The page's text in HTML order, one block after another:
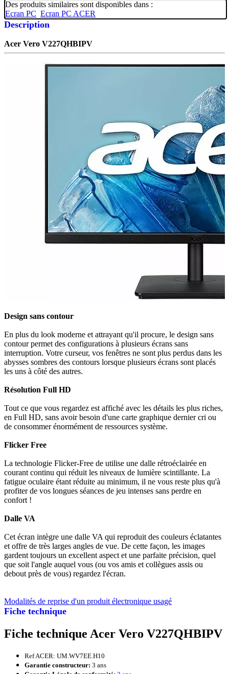
Des produits similaires sont disponibles dans :
Ecran PC Ecran PC ACER
Description
Fiche technique
Acer Vero V227QHBIPV
Design sans contour
En plus du look moderne et attrayant qu'il procure, le design sans
contour permet des configurations à plusieurs écrans sans
interruption. Votre curseur, vos fenêtres ne sont plus perdus dans les
abysses sombres des contours lorsque plusieurs écrans sont placés
les uns à côté des autres.
Résolution Full HD
Tout ce que vous regardez est affiché avec les détails les plus riches,
en Full HD, sans avoir besoin d'une carte graphique dernier cri ou
de consommer énormément de ressources système.
Flicker Free
La technologie Flicker-Free de utilise une dalle rétroéclairée en
courant continu qui réduit les niveaux de lumière scintillante. La
fatigue oculaire étant réduite au minimum, il ne vous reste plus qu'à
profiter de vos longues séances de jeu intenses sans perdre en
confort !
Dalle VA
Cet écran intègre une dalle VA qui reproduit des couleurs éclatantes
et offre de très larges angles de vue. De cette façon, les images
gardent toujours un excellent aspect et une parfaite précision, quel
que soit l'angle auquel vous (ou vos amis et collègues assis ou
debout près de vous) regardez l'écran.
Modalités de reprise d'un produit électronique usagé
Fiche technique Acer Vero V227QHBIPV
Ref ACER: UM.WV7EE.H10
Garantie constructeur: 3 ans